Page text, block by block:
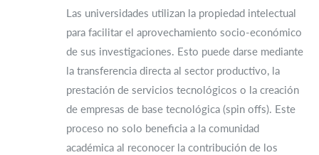
Las universidades utilizan la propiedad intelectual
para facilitar el aprovechamiento socio-económico
de sus investigaciones. Esto puede darse mediante
la transferencia directa al sector productivo, la
prestación de servicios tecnológicos o la creación
de empresas de base tecnológica (spin offs). Este
proceso no solo beneficia a la comunidad
académica al reconocer la contribución de los